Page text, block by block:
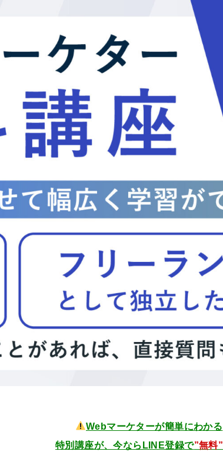
Webマーケターが簡単にわかる
特別講座が、今ならLINE登録で”無料”